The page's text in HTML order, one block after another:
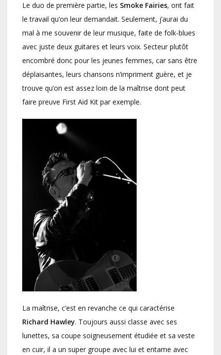
Le duo de première partie, les Smoke Fairies, ont fait
le travail qu’on leur demandait. Seulement, j’aurai du
mal à me souvenir de leur musique, faite de folk-blues
avec juste deux guitares et leurs voix. Secteur plutôt
encombré donc pour les jeunes femmes, car sans être
déplaisantes, leurs chansons n’impriment guère, et je
trouve qu’on est assez loin de la maîtrise dont peut
faire preuve First Aid Kit par exemple.
La maîtrise, c’est en revanche ce qui caractérise
Richard Hawley. Toujours aussi classe avec ses
lunettes, sa coupe soigneusement étudiée et sa veste
en cuir, il a un super groupe avec lui et entame avec